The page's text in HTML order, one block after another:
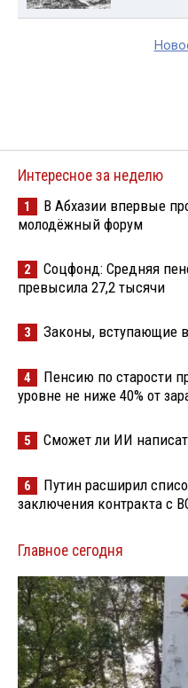
Интересное за неделю
1
В Абхазии впервые
молодёжный форум
2
Соцфонд: Средняя
превысила 27,2 тысячи
3 Законы, вступающие в
4
Пенсию по старости
уровне не ниже 40% от
5 Сможет ли ИИ
6
Путин расширил
заключения контракта с
Главное сегодня